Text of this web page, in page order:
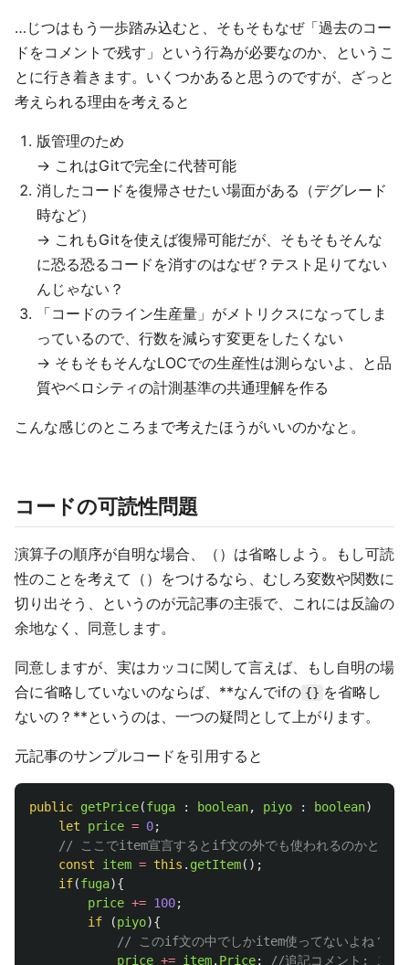
…じつはもう一歩踏み込むと、そもそもなぜ「過去のコー
ドをコメントで残す」という行為が必要なのか、というこ
とに行き着きます。いくつかあると思うのですが、ざっと
考えられる理由を考えると
版管理のため
→ これはGitで完全に代替可能
消したコードを復帰させたい場面がある（デグレード
時など）
→ これもGitを使えば復帰可能だが、そもそもそんな
に恐る恐るコードを消すのはなぜ？テスト足りてない
んじゃない？
「コードのライン生産量」がメトリクスになってしま
っているので、行数を減らす変更をしたくない
→ そもそもそんなLOCでの生産性は測らないよ、と品
質やベロシティの計測基準の共通理解を作る
こんな感じのところまで考えたほうがいいのかなと。
コードの可読性問題
演算子の順序が自明な場合、（）は省略しよう。もし可読
性のことを考えて（）をつけるなら、むしろ変数や関数に
切り出そう、というのが元記事の主張で、これには反論の
余地なく、同意します。
同意しますが、実はカッコに関して言えば、もし自明の場
合に省略していないのならば、**なんでifの {} を省略し
ないの？**というのは、一つの疑問として上がります。
元記事のサンプルコードを引用すると
public getPrice(fuga : boolean, piyo : boolean)
let
price = 0;
// ここでitem宣言するとif文の外でも使われるのかと思わ
const
item = this . getItem();
if(fuga){
price += 100;
if
(piyo){
// このif文の中でしかitem使ってないよね？こ
price += item. Price; //追記コメント: ここ1